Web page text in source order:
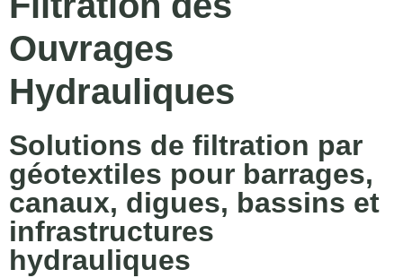
Ouvrages
Hydrauliques
Solutions de filtration par
géotextiles pour barrages,
canaux, digues, bassins et
infrastructures
hydrauliques